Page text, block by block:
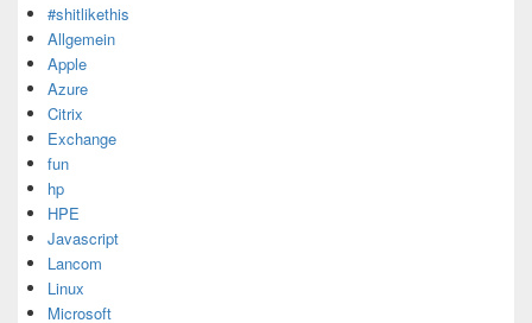
#shitlikethis
Allgemein
Apple
Azure
Citrix
Exchange
fun
hp
HPE
Javascript
Lancom
Linux
Microsoft